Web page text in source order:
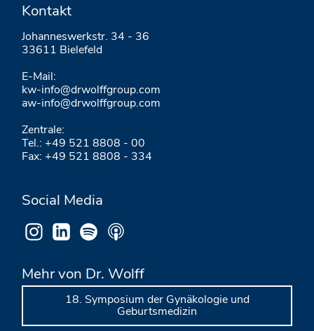
Kontakt
Johanneswerkstr. 34 - 36
33611 Bielefeld
E-Mail:
kw-info@drwolffgroup.com
aw-info@drwolffgroup.com
Zentrale:
Tel.: +49 521 8808 - 00
Fax: +49 521 8808 - 334
Social Media
Mehr von Dr. Wolff
18. Symposium der Gynäkologie und
Geburtsmedizin